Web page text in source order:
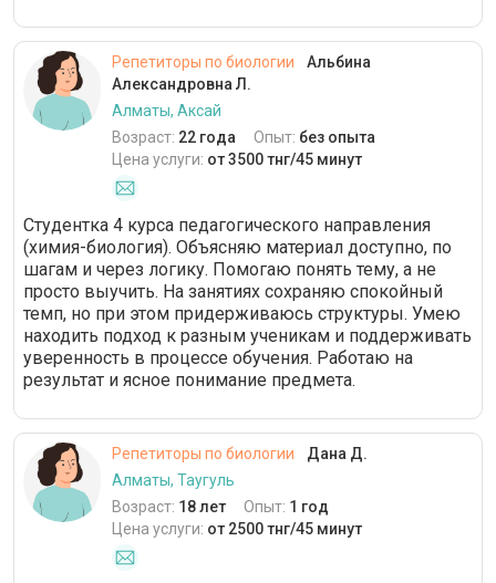
Репетиторы по биологии
Альбина
Александровна Л.
Алматы, Аксай
Возраст: 22 года Опыт: без опыта
Цена услуги: от 3500 тнг/45 минут
Студентка 4 курса педагогического направления
(химия-биология). Объясняю материал доступно, по
шагам и через логику. Помогаю понять тему, а не
просто выучить. На занятиях сохраняю спокойный
темп, но при этом придерживаюсь структуры. Умею
находить подход к разным ученикам и поддерживать
уверенность в процессе обучения. Работаю на
результат и ясное понимание предмета.
Репетиторы по биологии
Дана Д.
Алматы, Таугуль
Возраст: 18 лет Опыт: 1 год
Цена услуги: от 2500 тнг/45 минут